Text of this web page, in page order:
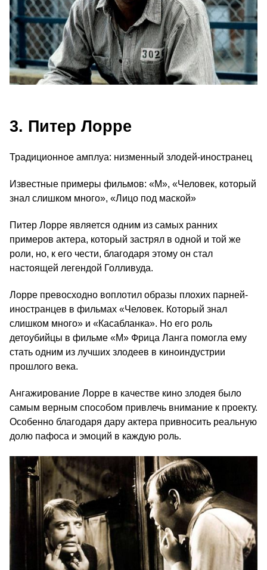
3. Питер Лорре
Традиционное амплуа: низменный злодей-иностранец
Известные примеры фильмов: «M», «Человек, который
знал слишком много», «Лицо под маской»
Питер Лорре является одним из самых ранних
примеров актера, который застрял в одной и той же
роли, но, к его чести, благодаря этому он стал
настоящей легендой Голливуда.
Лорре превосходно воплотил образы плохих парней-
иностранцев в фильмах «Человек. Который знал
слишком много» и «Касабланка». Но его роль
детоубийцы в фильме «М» Фрица Ланга помогла ему
стать одним из лучших злодеев в киноиндустрии
прошлого века.
Ангажирование Лорре в качестве кино злодея было
самым верным способом привлечь внимание к проекту.
Особенно благодаря дару актера привносить реальную
долю пафоса и эмоций в каждую роль.